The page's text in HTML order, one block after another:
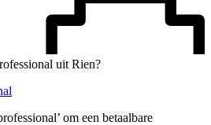
uit Rien?
om een betaalbare